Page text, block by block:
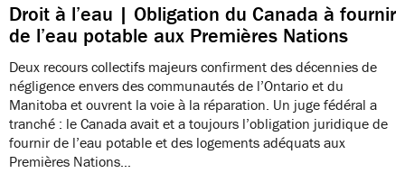
Droit à l’eau | Obligation du Canada à fournir
de l’eau potable aux Premières Nations
Deux recours collectifs majeurs confirment des décennies de
négligence envers des communautés de l’Ontario et du
Manitoba et ouvrent la voie à la réparation. Un juge fédéral a
tranché : le Canada avait et a toujours l’obligation juridique de
fournir de l’eau potable et des logements adéquats aux
Premières Nations…